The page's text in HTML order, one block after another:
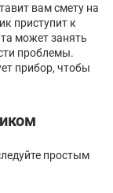
вам смету на
приступит к
может занять
проблемы.
прибор, чтобы
простым